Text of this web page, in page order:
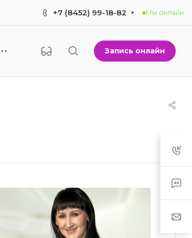
+7 (8452) 99-18-82 Мы онлайн
Запись онлайн